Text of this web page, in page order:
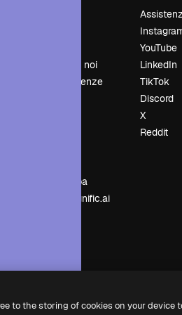
Lavora con noi
Cerca tendenze
Sala stampa
Cerchi magnific.ai
YouTube
LinkedIn
TikTok
Discord
X
Reddit
to the storing of cookies on your device